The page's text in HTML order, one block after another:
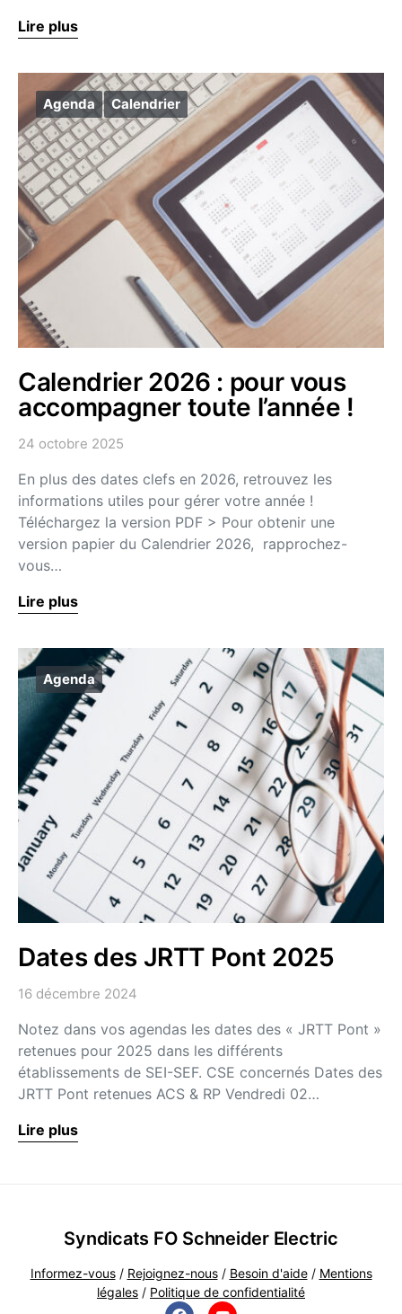
Lire plus
Agenda Calendrier
Calendrier 2026 : pour vous
accompagner toute l’année !
24 octobre 2025
En plus des dates clefs en 2026, retrouvez les
informations utiles pour gérer votre année !
Téléchargez la version PDF > Pour obtenir une
version papier du Calendrier 2026, rapprochez-
vous…
Lire plus
Agenda
Dates des JRTT Pont 2025
16 décembre 2024
Notez dans vos agendas les dates des « JRTT Pont »
retenues pour 2025 dans les différents
établissements de SEI-SEF. CSE concernés Dates des
JRTT Pont retenues ACS & RP Vendredi 02…
Lire plus
Syndicats FO Schneider Electric
Informez-vous/ Rejoignez-nous/ Besoin d'aide/ Mentions
légales / Politique de confidentialité